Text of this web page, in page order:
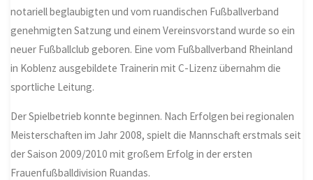
notariell beglaubigten und vom ruandischen Fußballverband
genehmigten Satzung und einem Vereinsvorstand wurde so ein
neuer Fußballclub geboren. Eine vom Fußballverband Rheinland
in Koblenz ausgebildete Trainerin mit C-Lizenz übernahm die
sportliche Leitung.
Der Spielbetrieb konnte beginnen. Nach Erfolgen bei regionalen
Meisterschaften im Jahr 2008, spielt die Mannschaft erstmals seit
der Saison 2009/2010 mit großem Erfolg in der ersten
Frauenfußballdivision Ruandas.